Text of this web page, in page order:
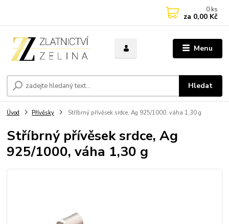
Menu
Hledat
0 ks
za 0,00 Kč
Úvod Přívěsky Stříbrný přívěsek srdce, Ag 925/1000, váha 1,30 g
Stříbrný přívěsek srdce, Ag
925/1000, váha 1,30 g